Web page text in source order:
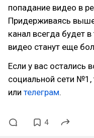
попадание видео в
Придерживаясь
канал всегда будет
видео станут еще
Если у вас остались
социальной сети
или телеграм.
4